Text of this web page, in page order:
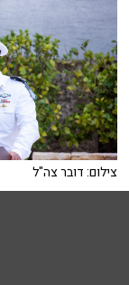
צילום: דובר צה"ל